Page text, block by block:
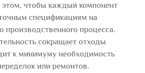
этом, чтобы каждый компонент
спецификациям на
производственного процесса.
сокращает отходы
к минимуму необходимость
или ремонтов.